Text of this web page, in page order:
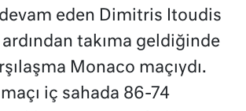
eden Dimitris Itoudis
takıma geldiğinde
Monaco maçıydı.
iç sahada 86-74